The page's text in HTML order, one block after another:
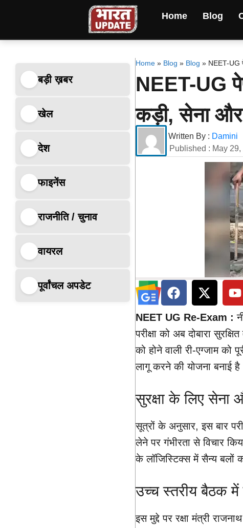
Home Blog
बड़ी ख़बर
खेल
देश
फाइनेंस
राजनीति / चुनाव
वायरल
पूर्वांचल अपडेट
Home» Blog » Blog » NEET-UG
NEET-UG
कड़ी, सेना और
Written By : Damini
Published : May 29,
NEET UG Re-Exam :
परीक्षा को अब दोबारा
को होने वाली री-एग्जाम को
लागू करने की योजना बनाई
सुरक्षा के लिए सेना
सूत्रों के अनुसार, इस बार
लेने पर गंभीरता से विचार
के लॉजिस्टिक्स में सैन्य बलों
उच्च स्तरीय बैठक में
इस मुद्दे पर रक्षा मंत्री